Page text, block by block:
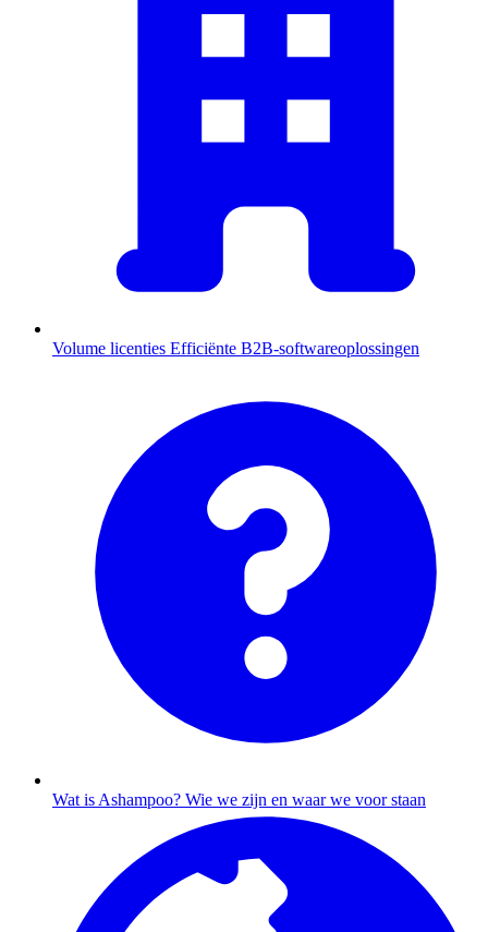
Volume licenties Efficiënte B2B-softwareoplossingen
Wat is Ashampoo? Wie we zijn en waar we voor staan